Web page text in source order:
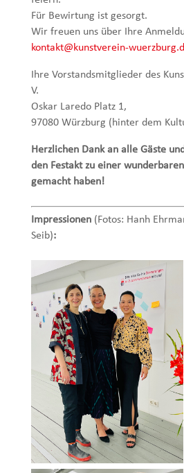
Für Bewirtung ist gesorgt.
Wir freuen uns über Ihre
kontakt@kunstverein-wuerzburg.
Ihre Vorstandsmitglieder des
V.
Oskar Laredo Platz 1,
97080 Würzburg (hinter dem
Herzlichen Dank an alle Gäste
den Festakt zu einer
gemacht haben!
Impressionen (Fotos: Hanh
Seib):